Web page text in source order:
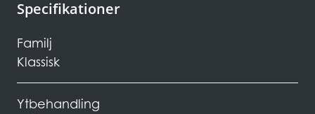
Specifikationer
Familj
Klassisk
Ytbehandling